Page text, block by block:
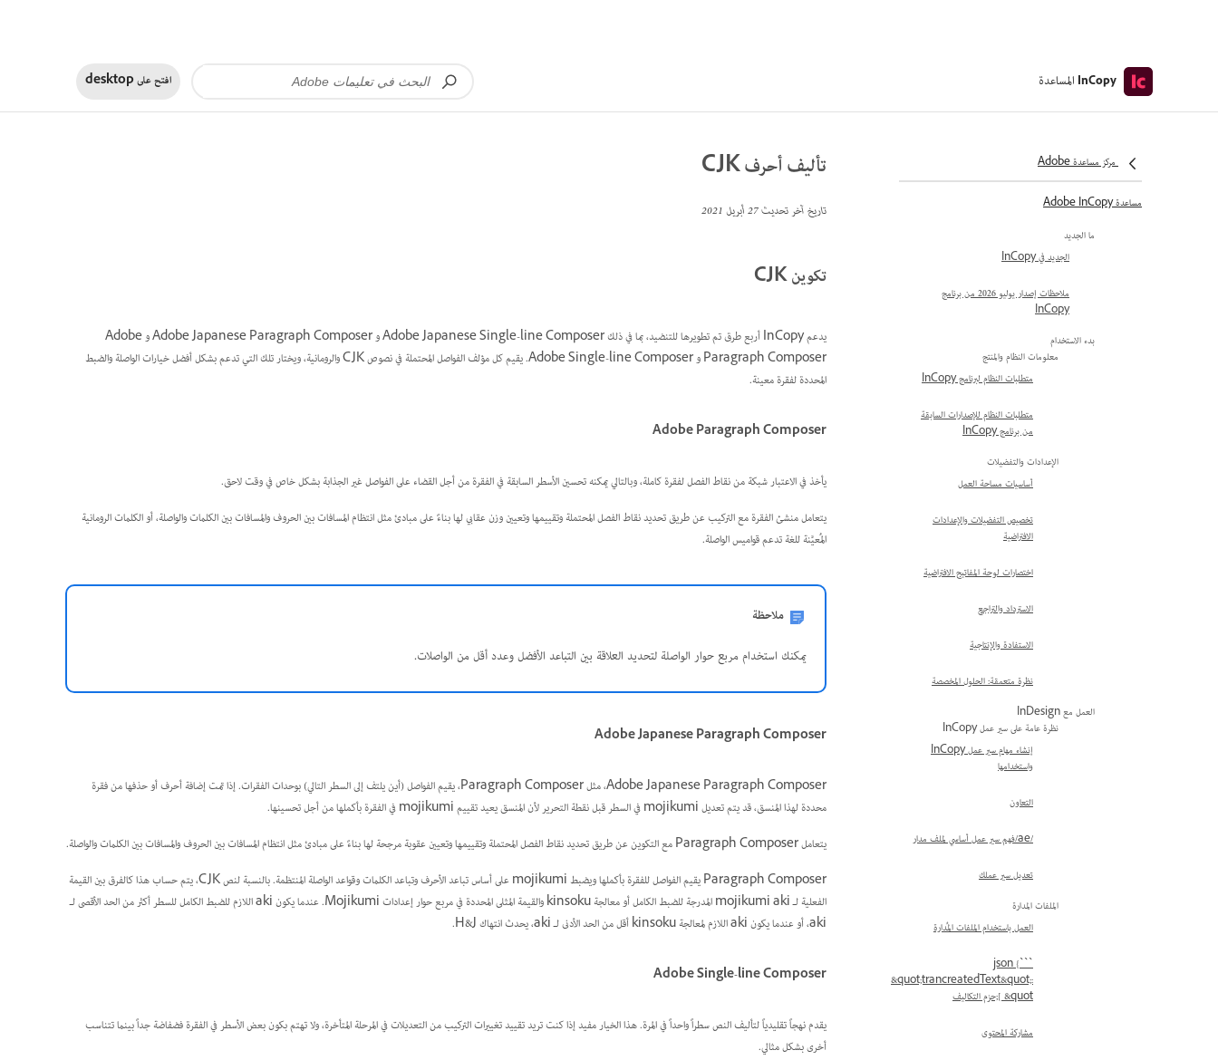
InCopy المساعدة افتح علىdesktop
مركز مساعدة Adobe
مساعدة Adobe InCopy
ما الجديد
الجديد في InCopy
ملاحظات إصدار يوليو 2026 من برنامج
InCopy
بدء الاستخدام
معلومات النظام والمنتج
متطلبات النظام لبرنامج InCopy
متطلبات النظام للإصدارات السابقة
من برنامج InCopy
الإعدادات والتفضيلات
أساسيات مساحة العمل
تخصيص التفضيلات والإعدادات
الافتراضية
اختصارات لوحة المفاتيح الافتراضية
الاسترداد والتراجع
الاستفادة والإنتاجية
نظرة متعمقة: الحلول المخصصة
العمل مع InDesign
نظرة عامة على سير عمل InCopy
إنشاء مهام سير عمل InCopy
واستخدامها
التعاون
/ae/فهم سير عمل أساسي لملف مدار
تعديل سير عملك
الملفات المدارة
العمل باستخدام الملفات المُدارة
```json {
&quot;trancreatedText&quot;:
[ &quot;حزم التكاليف
مشاركة المحتوى
تأليف أحرف CJK
تاريخ آخر تحديث27 أبريل 2021
تكوين CJK
يدعم InCopy أربع طرق تم تطويرها للتنضيد، بما في ذلك Adobe Japanese Single-line Composer و Adobe Japanese Paragraph Composer و Adobe
Paragraph Composer و Adobe Single-line Composer. يقيم كل مؤلف الفواصل المحتملة في نصوص CJK والرومانية، ويختار تلك التي تدعم بشكل أفضل خيارات الواصلة والضبط
المحددة لفقرة معينة.
Adobe Paragraph Composer
يأخذ في الاعتبار شبكة من نقاط الفصل لفقرة كاملة، وبالتالي يمكنه تحسين الأسطر السابقة في الفقرة من أجل القضاء على الفواصل غير الجذابة بشكل خاص في وقت لاحق.
يتعامل منشئ الفقرة مع التركيب عن طريق تحديد نقاط الفصل المحتملة وتقييمها وتعيين وزن عقابي لها بناءً على مبادئ مثل انتظام المسافات بين الحروف والمسافات بين الكلمات والواصلة، أو الكلمات الرومانية
المُعيَّنة للغة تدعم قواميس الواصلة.
ملاحظة
يمكنك استخدام مربع حوار الواصلة لتحديد العلاقة بين التباعد الأفضل وعدد أقل من الواصلات.
Adobe Japanese Paragraph Composer
Adobe Japanese Paragraph Composer، مثل Paragraph Composer، يقيم الفواصل (أين يلتف إلى السطر التالي) بوحدات الفقرات. إذا تمت إضافة أحرف أو حذفها من فقرة
محددة لهذا المنسق، قد يتم تعديل mojikumi في السطر قبل نقطة التحرير لأن المنسق يعيد تقييم mojikumi في الفقرة بأكملها من أجل تحسينها.
يتعامل Paragraph Composer مع التكوين عن طريق تحديد نقاط الفصل المحتملة وتقييمها وتعيين عقوبة مرجحة لها بناءً على مبادئ مثل انتظام المسافات بين الحروف والمسافات بين الكلمات والواصلة.
Paragraph Composer يقيم الفواصل للفقرة بأكملها ويضبط mojikumi على أساس تباعد الأحرف وتباعد الكلمات وقواعد الواصلة المنتظمة. بالنسبة لنص CJK، يتم حساب هذا كالفرق بين القيمة
الفعلية لـ mojikumi aki المدرجة للضبط الكامل أو معالجة kinsoku والقيمة المثلى المحددة في مربع حوار إعدادات Mojikumi. عندما يكون aki اللازم للضبط الكامل للسطر أكثر من الحد الأقصى لـ
aki، أو عندما يكون aki اللازم لمعالجة kinsoku أقل من الحد الأدنى لـ aki، يحدث انتهاك H&J.
Adobe Single-line Composer
يقدم نهجاً تقليدياً لتأليف النص سطراً واحداً في المرة. هذا الخيار مفيد إذا كنت تريد تقييد تغييرات التركيب من التعديلات في المرحلة المتأخرة، ولا تهتم بكون بعض الأسطر في الفقرة فضفاضة جداً بينما تتناسب
أخرى بشكل مثالي.